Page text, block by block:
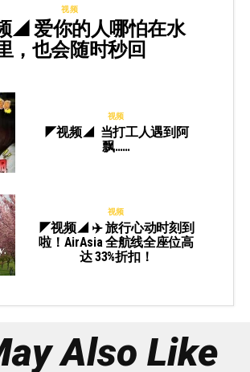
视频
◢ 爱你的人哪怕在水
，也会随时秒回
视频
◤视频◢ 当打工人遇到阿
飘……
视频
◤视频◢ ✈️ 旅行心动时刻到
啦！AirAsia 全航线全座位高
达 33%折扣！
Also Like